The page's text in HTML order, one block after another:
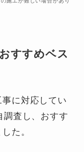
すすめベス
に対応してい
調査し、おすす
た。